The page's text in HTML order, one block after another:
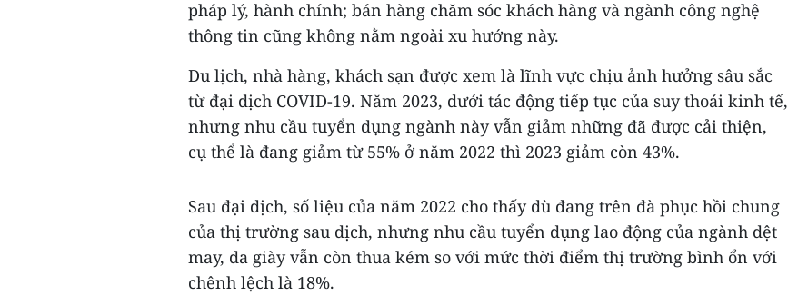
pháp lý, hành chính; bán hàng chăm sóc khách hàng và ngành công nghệ
thông tin cũng không nằm ngoài xu hướng này.
Du lịch, nhà hàng, khách sạn được xem là lĩnh vực chịu ảnh hưởng sâu sắc
từ đại dịch COVID-19. Năm 2023, dưới tác động tiếp tục của suy thoái kinh tế,
nhưng nhu cầu tuyển dụng ngành này vẫn giảm những đã được cải thiện,
cụ thể là đang giảm từ 55% ở năm 2022 thì 2023 giảm còn 43%.
Sau đại dịch, số liệu của năm 2022 cho thấy dù đang trên đà phục hồi chung
của thị trường sau dịch, nhưng nhu cầu tuyển dụng lao động của ngành dệt
may, da giày vẫn còn thua kém so với mức thời điểm thị trường bình ổn với
chênh lệch là 18%.